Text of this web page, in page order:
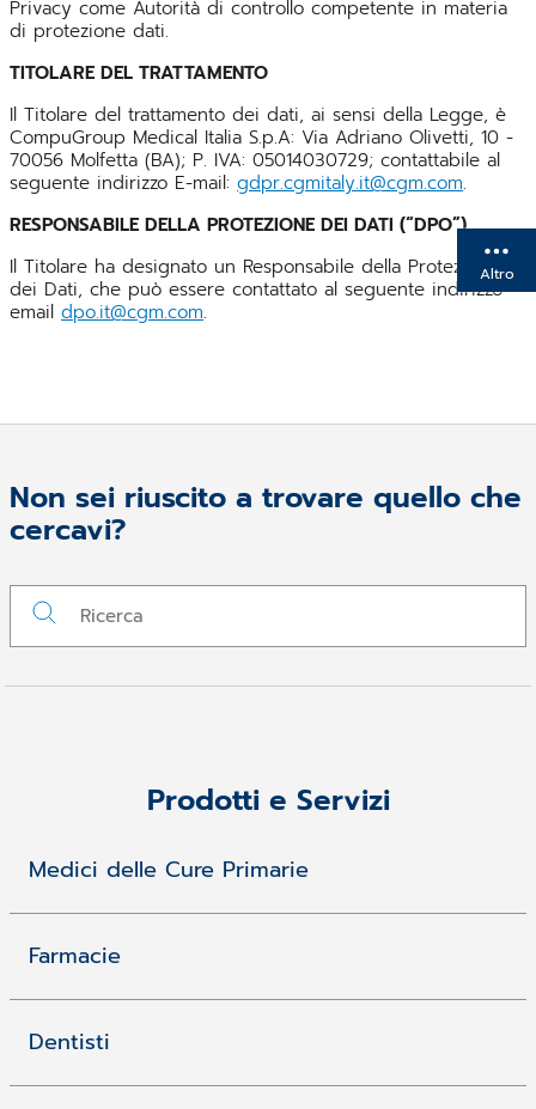
Altro
Privacy come Autorità di controllo competente in materia
di protezione dati.
TITOLARE DEL TRATTAMENTO
Il Titolare del trattamento dei dati, ai sensi della Legge, è
CompuGroup Medical Italia S.p.A: Via Adriano Olivetti, 10 -
70056 Molfetta (BA); P. IVA: 05014030729; contattabile al
seguente indirizzo E-mail: gdpr.cgmitaly.it@cgm.com.
RESPONSABILE DELLA PROTEZIONE DEI DATI (“DPO”)
Il Titolare ha designato un Responsabile della Protezione
dei Dati, che può essere contattato al seguente indirizzo
email dpo.it@cgm.com.
Non sei riuscito a trovare quello che
cercavi?
Prodotti e Servizi
Medici delle Cure Primarie
Farmacie
Dentisti